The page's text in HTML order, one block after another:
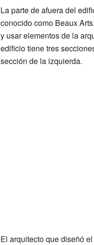
La parte de afuera del
conocido como Beaux
y usar elementos de la
edificio tiene tres
sección de la izquierda.
El arquitecto que diseñó